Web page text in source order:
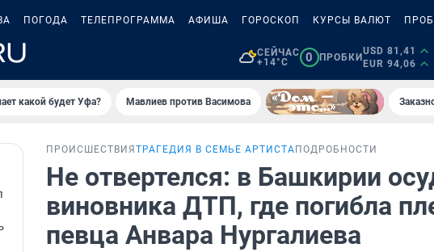
ПОГОДА ТЕЛЕПРОГРАММА АФИША ГОРОСКОП КУРСЫ ВАЛЮТ
СЕЙЧАС
+14°C
0 ПРОБКИ
USD 81,41
EUR 94,06
какой будет Уфа? Мавлиев против Васимова
ПРОИСШЕСТВИЯ ТРАГЕДИЯ В СЕМЬЕ АРТИСТА ПОДРОБНОСТИ
Не отвертелся: в Башкирии
виновника ДТП, где погибла
певца Анвара Нургалиева